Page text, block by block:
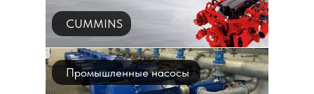
CUMMINS
Промышленные насосы